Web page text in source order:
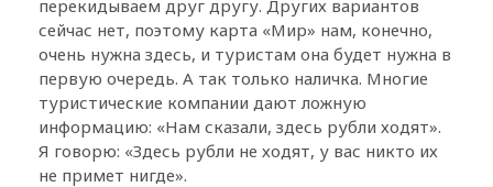
перекидываем друг другу. Других вариантов
сейчас нет, поэтому карта «Мир» нам, конечно,
очень нужна здесь, и туристам она будет нужна в
первую очередь. А так только наличка. Многие
туристические компании дают ложную
информацию: «Нам сказали, здесь рубли ходят».
Я говорю: «Здесь рубли не ходят, у вас никто их
не примет нигде».